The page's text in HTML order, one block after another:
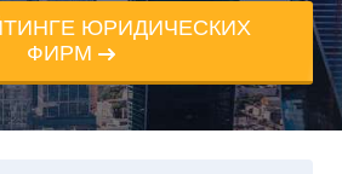
ЮРИДИЧЕСКИХ
ФИРМ